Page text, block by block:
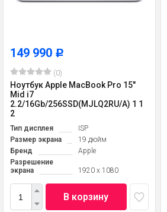
149 990 Р
(0)
Ноутбук Apple MacBook Pro 15"
Mid i7
2.2/16Gb/256SSD(MJLQ2RU/A) 1 1
2
Тип дисплея
ISP
Размер экрана
19 дюйм
Бренд
Apple
Разрешение
экрана
1920 x 1080
В корзину